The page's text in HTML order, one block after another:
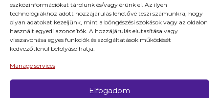
eszközinformációkat tárolunk és/vagy érünk el. Az ilyen
technológiákhoz adott hozzájárulás lehetővé teszi számunkra, hogy
olyan adatokat kezeljünk, mint a böngészési szokások vagy az oldalon
használt egyedi azonosítók. A hozzájárulás elutasítása vagy
visszavonása egyes funkciók és szolgáltatások működését
kedvezőtlenül befolyásolhatja.
Manage services
Elfogadom
HASZNOS LINKEK
Adatkezelési tájékoztató
Impresszum
© 2026 Minden jog fentartva.